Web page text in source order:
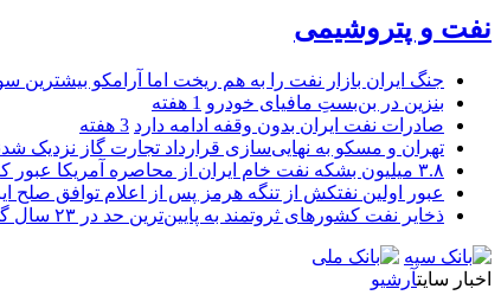
نفت و پتروشیمی
جنگ ایران بازار نفت را به هم ریخت اما آرامکو بیشترین
بنزین در بن‌بستِ مافیای خودرو 1 هفته
صادرات نفت ایران بدون وقفه ادامه دارد 3 هفته
تهران و مسکو به نهایی‌سازی قرارداد تجارت گاز نزدیک
۳.۸ میلیون بشکه نفت خام ایران از محاصره آمریکا عبور کرد
عبور اولین نفتکش از تنگه هرمز پس از اعلام توافق صلح
ذخایر نفت کشورهای ثروتمند به پایین‌ترین حد در ۲۳ سال گذشته رسید
اخبار سایتآرشیو